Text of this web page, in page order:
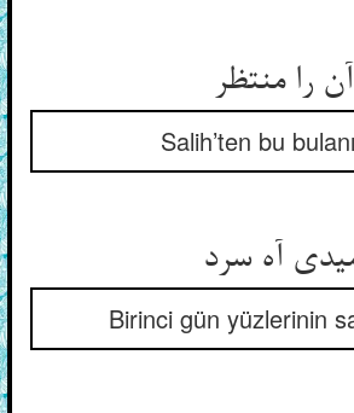
را منتظر
Salih’ten bu
آه سرد
Birinci gün yüzlerinin